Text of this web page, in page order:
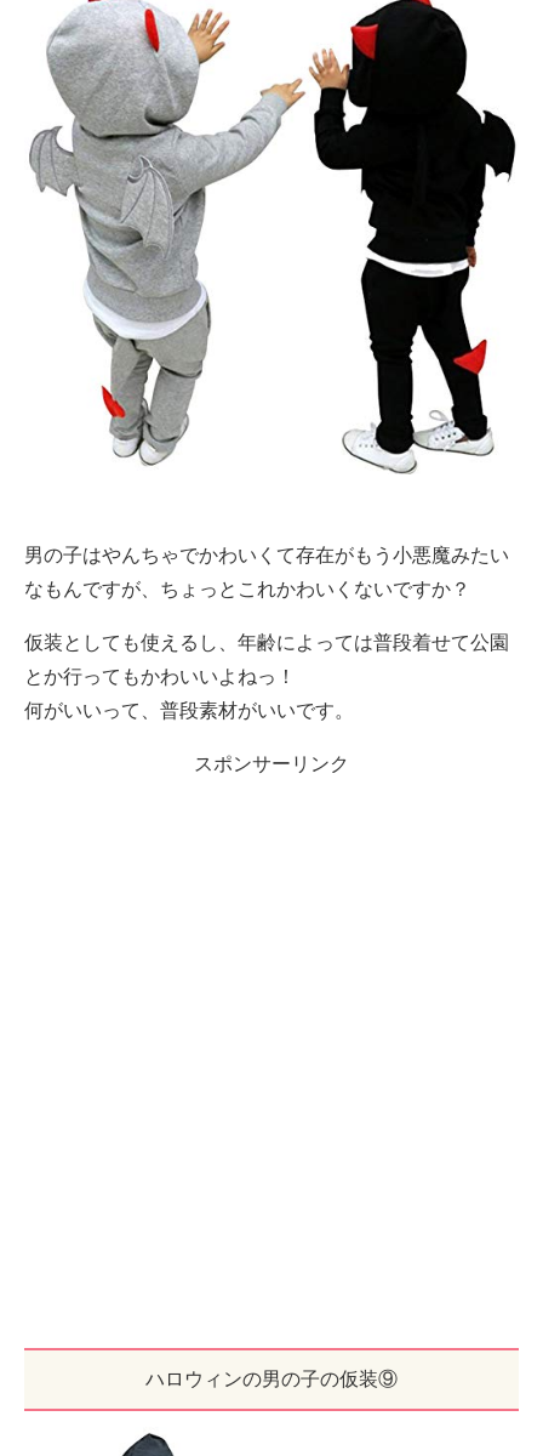
男の子はやんちゃでかわいくて存在がもう小悪魔みたい
なもんですが、ちょっとこれかわいくないですか？
仮装としても使えるし、年齢によっては普段着せて公園
とか行ってもかわいいよねっ！
何がいいって、普段素材がいいです。
スポンサーリンク
ハロウィンの男の子の仮装⑨